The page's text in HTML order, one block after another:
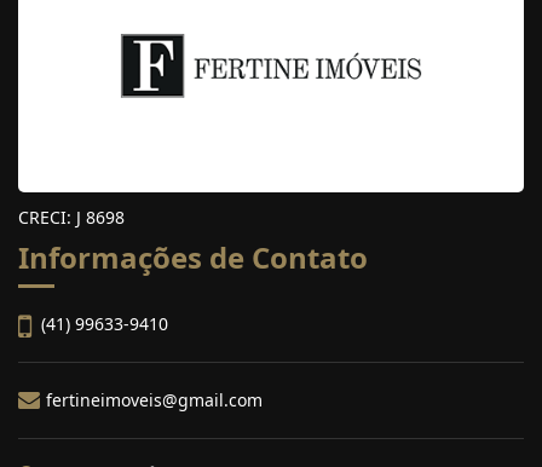
CRECI: J 8698
Informações de Contato
(41) 99633-9410
fertineimoveis@gmail.com